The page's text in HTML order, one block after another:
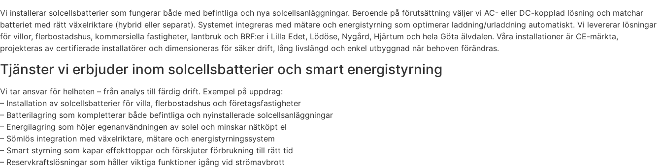
Vi installerar solcellsbatterier som fungerar både med befintliga och nya solcellsanläggningar. Beroende på förutsättning väljer vi AC- eller DC-kopplad lösning och matchar
batteriet med rätt växelriktare (hybrid eller separat). Systemet integreras med mätare och energistyrning som optimerar laddning/ur­laddning automatiskt. Vi levererar lösningar
för villor, flerbostadshus, kommersiella fastigheter, lantbruk och BRF:er i Lilla Edet, Lödöse, Nygård, Hjärtum och hela Göta älvdalen. Våra installationer är CE-märkta,
projekteras av certifierade installatörer och dimensioneras för säker drift, lång livslängd och enkel utbyggnad när behoven förändras.
Tjänster vi erbjuder inom solcellsbatterier och smart energistyrning
Vi tar ansvar för helheten – från analys till färdig drift. Exempel på uppdrag:
– Installation av solcellsbatterier för villa, flerbostadshus och företagsfastigheter
– Batterilagring som kompletterar både befintliga och nyinstallerade solcellsanläggningar
– Energilagring som höjer egenanvändningen av solel och minskar nätköpt el
– Sömlös integration med växelriktare, mätare och energistyrningssystem
– Smart styrning som kapar effekttoppar och förskjuter förbrukning till rätt tid
– Reservkraftslösningar som håller viktiga funktioner igång vid strömavbrott